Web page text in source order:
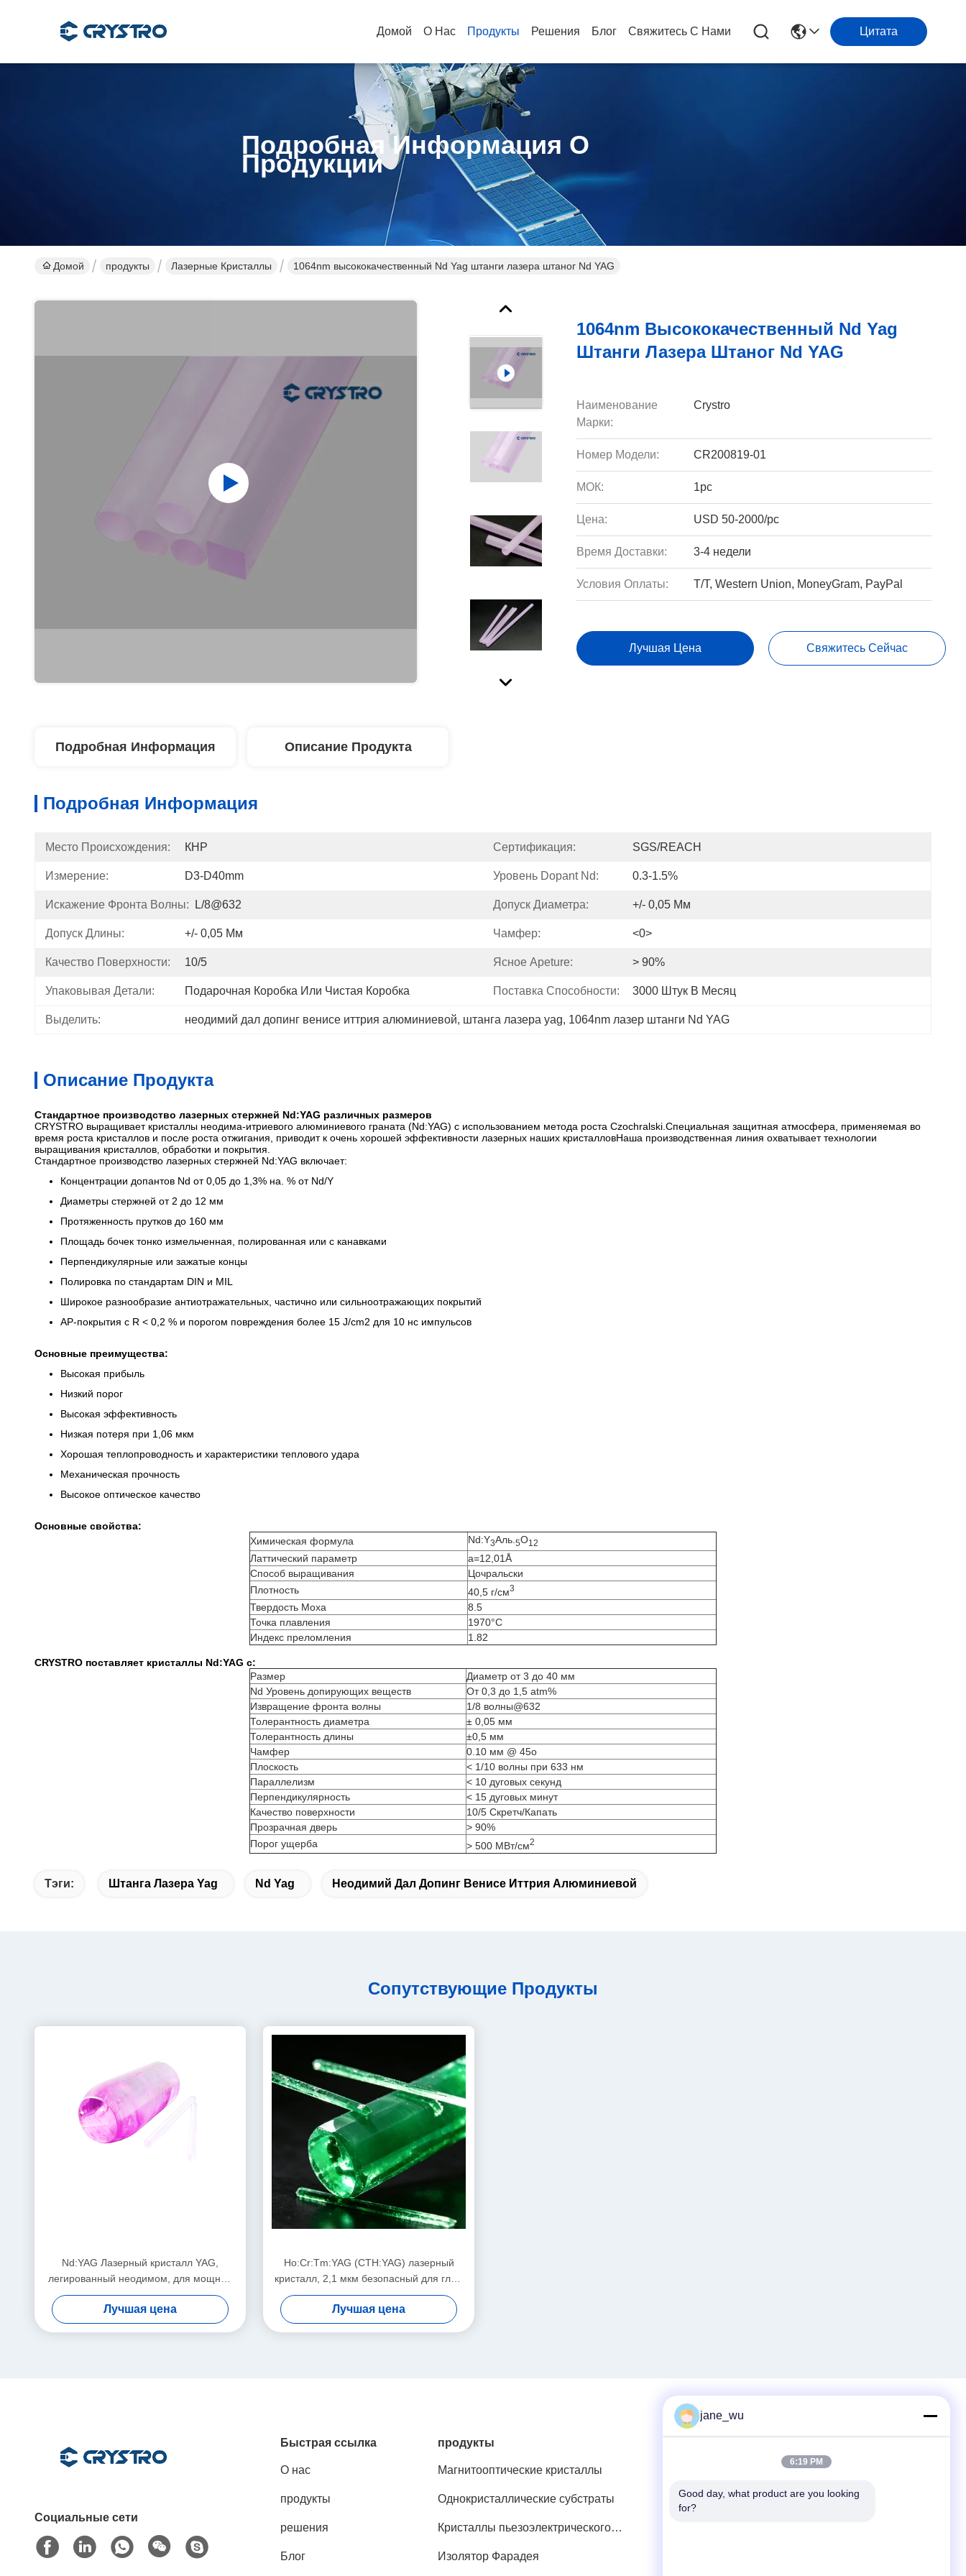
Домой О Нас Продукты Решения Блог Свяжитесь С Нами Цитата
Подробная Информация О
Продукции
Домой продукты Лазерные Кристаллы 1064nm высококачественный Nd Yag штанги лазера штаног Nd YAG
1064nm Высококачественный Nd Yag
Штанги Лазера Штаног Nd YAG
Наименование
Марки:
Crystro
Номер Модели: CR200819-01
МОК: 1pc
Цена: USD 50-2000/pc
Время Доставки: 3-4 недели
Условия Оплаты: T/T, Western Union, MoneyGram, PayPal
Лучшая Цена Свяжитесь Сейчас
Подробная Информация Описание Продукта
Подробная Информация
Место Происхождения: КНР Сертификация: SGS/REACH
Измерение: D3-D40mm Уровень Dopant Nd: 0.3-1.5%
Искажение Фронта Волны: L/8@632 Допуск Диаметра: +/- 0,05 Мм
Допуск Длины: +/- 0,05 Мм Чамфер: <0>
Качество Поверхности: 10/5 Ясное Apeture: > 90%
Упаковывая Детали: Подарочная Коробка Или Чистая Коробка Поставка Способности: 3000 Штук В Месяц
Выделить: неодимий дал допинг венисе иттрия алюминиевой, штанга лазера yag, 1064nm лазер штанги Nd YAG
Описание Продукта
Стандартное производство лазерных стержней Nd:YAG различных размеров
CRYSTRO выращивает кристаллы неодима-итриевого алюминиевого граната (Nd:YAG) с использованием метода роста Czochralski.Специальная защитная атмосфера, применяемая во
время роста кристаллов и после роста отжигания, приводит к очень хорошей эффективности лазерных наших кристалловНаша производственная линия охватывает технологии
выращивания кристаллов, обработки и покрытия.
Стандартное производство лазерных стержней Nd:YAG включает:
Концентрации допантов Nd от 0,05 до 1,3% на. % от Nd/Y
Диаметры стержней от 2 до 12 мм
Протяженность прутков до 160 мм
Площадь бочек тонко измельченная, полированная или с канавками
Перпендикулярные или зажатые концы
Полировка по стандартам DIN и MIL
Широкое разнообразие антиотражательных, частично или сильноотражающих покрытий
АР-покрытия с R < 0,2 % и порогом повреждения более 15 J/cm2 для 10 нс импульсов
Основные преимущества:
Высокая прибыль
Низкий порог
Высокая эффективность
Низкая потеря при 1,06 мкм
Хорошая теплопроводность и характеристики теплового удара
Механическая прочность
Высокое оптическое качество
Основные свойства:
Химическая формула
Nd:Y3Аль. 5О12
Латтический параметр
a=12,01Å
Способ выращивания
Цочральски
Плотность
40,5 г/см3
Твердость Моха
8.5
Точка плавления
1970°C
Индекс преломления
1.82
CRYSTRO поставляет кристаллы Nd:YAG с:
Размер
Диаметр от 3 до 40 мм
Nd Уровень допирующих веществ
От 0,3 до 1,5 atm%
Извращение фронта волны
1/8 волны@632
Толерантность диаметра
± 0,05 мм
Толерантность длины
±0,5 мм
Чамфер
0.10 мм @ 45o
Плоскость
< 1/10 волны при 633 нм
Параллелизм
< 10 дуговых секунд
Перпендикулярность
< 15 дуговых минут
Качество поверхности
10/5 Скретч/Капать
Прозрачная дверь
> 90%
Порог ущерба
> 500 МВт/см2
Тэги: Штанга Лазера Yag Nd Yag Неодимий Дал Допинг Венисе Иттрия Алюминиевой
Сопутствующие Продукты
Nd:YAG Лазерный кристалл YAG,
легированный неодимом, для мощных
твердотельных лазерных систем
Лучшая цена
Ho:Cr:Tm:YAG (CTH:YAG) лазерный
кристалл, 2,1 мкм безопасный для глаз,
высокоэффективный вспышка/диодный
насос
Лучшая цена
Социальные сети
Быстрая ссылка
О нас
продукты
решения
Блог
продукты
Магнитооптические кристаллы
Однокристаллические субстраты
Кристаллы пьезоэлектрического
Изолятор Фарадея
86-0551-63840886
jane_wu
6:19 PM
Good day, what product are you looking
for?